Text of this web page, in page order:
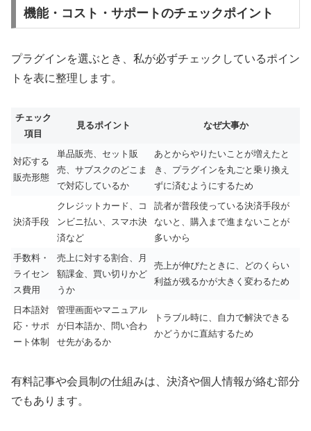
機能・コスト・サポートのチェックポイント
プラグインを選ぶとき、私が必ずチェックしているポイン
トを表に整理します。
チェック
項目
見るポイント なぜ大事か
対応する
販売形態
単品販売、セット販
売、サブスクのどこま
で対応しているか
あとからやりたいことが増えたと
き、プラグインを丸ごと乗り換え
ずに済むようにするため
決済手段
クレジットカード、コ
ンビニ払い、スマホ決
済など
読者が普段使っている決済手段が
ないと、購入まで進まないことが
多いから
手数料・
ライセン
ス費用
売上に対する割合、月
額課金、買い切りかど
うか
売上が伸びたときに、どのくらい
利益が残るかが大きく変わるため
日本語対
応・サポ
ート体制
管理画面やマニュアル
が日本語か、問い合わ
せ先があるか
トラブル時に、自力で解決できる
かどうかに直結するため
有料記事や会員制の仕組みは、決済や個人情報が絡む部分
でもあります。